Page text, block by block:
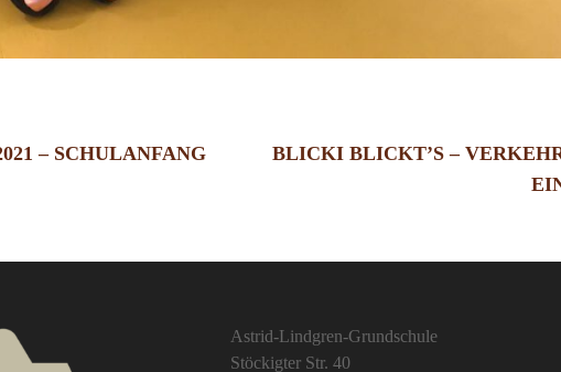
– SCHULANFANG
BLICKI BLICKT’S –
Astrid-Lindgren-Grundschule
Stöckigter Str. 40